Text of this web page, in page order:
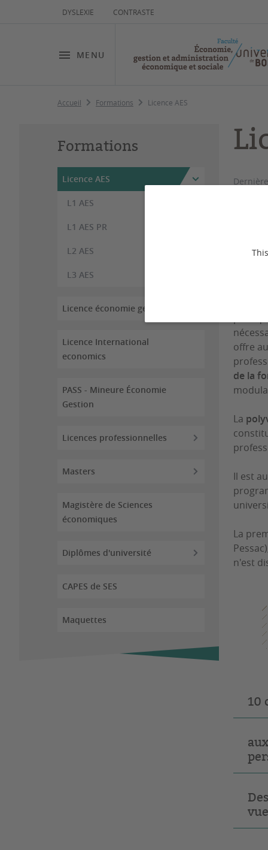
DYSLEXIE CONTRASTE
MENU
Accueil Formations Licence AES
Formations
Licence AES
L1 AES
L1 AES PR
L2 AES
L3 AES
Licence économie gestion
Licence International
economics
PASS - Mineure Économie
Gestion
Licences professionnelles
Masters
Magistère de Sciences
économiques
Diplômes d'université
CAPES de SES
Maquettes
La
offre
de la
La
Il est
La
n'est
10